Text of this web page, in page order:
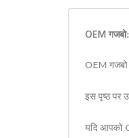
OEM
OEM गजबो
इस पृष्ठ पर
यदि आपको